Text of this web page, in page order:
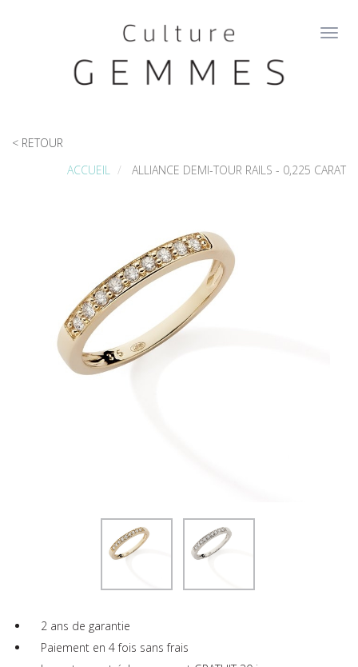
< RETOUR
ACCUEIL
ALLIANCE DEMI-TOUR RAILS - 0,225 CARAT
2 ans de garantie
Paiement en 4 fois sans frais